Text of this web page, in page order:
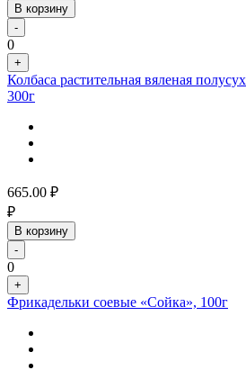
В корзину
-
0
+
Колбаса растительная вяленая
300г
665.00 ₽
₽
В корзину
-
0
+
Фрикадельки соевые «Сойка», 100г